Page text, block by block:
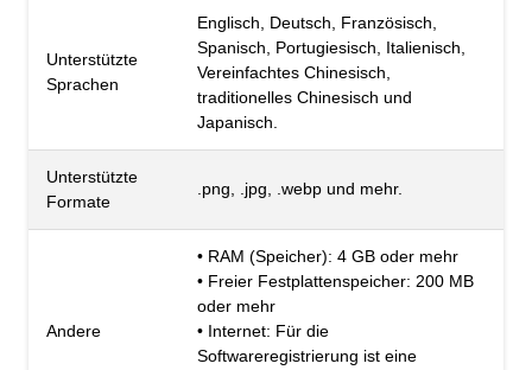
Unterstützte
Sprachen
Englisch, Deutsch, Französisch,
Spanisch, Portugiesisch, Italienisch,
Vereinfachtes Chinesisch,
traditionelles Chinesisch und
Japanisch.
Unterstützte
Formate
.png, .jpg, .webp und mehr.
Andere
• RAM (Speicher): 4 GB oder mehr
• Freier Festplattenspeicher: 200 MB
oder mehr
• Internet: Für die
Softwareregistrierung ist eine